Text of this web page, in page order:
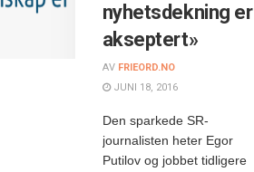
nyhetsdekning er
akseptert»
AV FRIEORD.NO
JUNI 18, 2016
Den sparkede SR-
journalisten heter Egor
Putilov og jobbet tidligere